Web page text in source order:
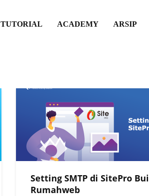
TUTORIAL ACADEMY ARSIP
Setting SMTP di SitePro
Rumahweb